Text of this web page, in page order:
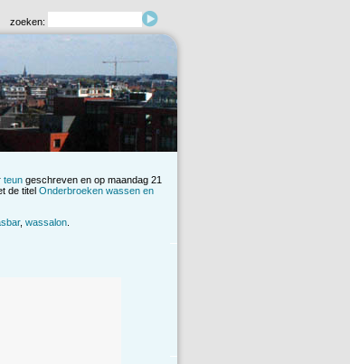
zoeken:
teun geschreven en op maandag 21
de titel Onderbroeken wassen en
, wassalon